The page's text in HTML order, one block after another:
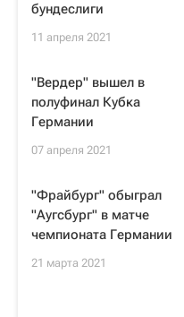
бундеслиги
11 апреля 2021
"Вердер" вышел в
полуфинал Кубка
Германии
07 апреля 2021
"Фрайбург" обыграл
"Аугсбург" в матче
чемпионата Германии
21 марта 2021